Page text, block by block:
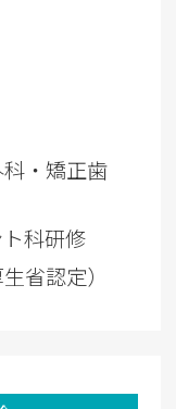
・矯正歯
科研修
省認定）